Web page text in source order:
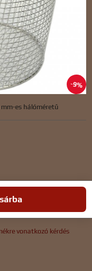
9%
es hálóméretű
vonatkozó kérdés